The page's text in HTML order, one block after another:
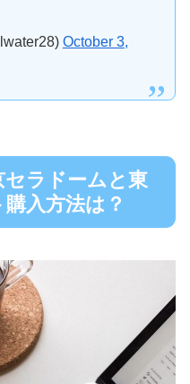
October 3,
ラドームと東
入方法は？